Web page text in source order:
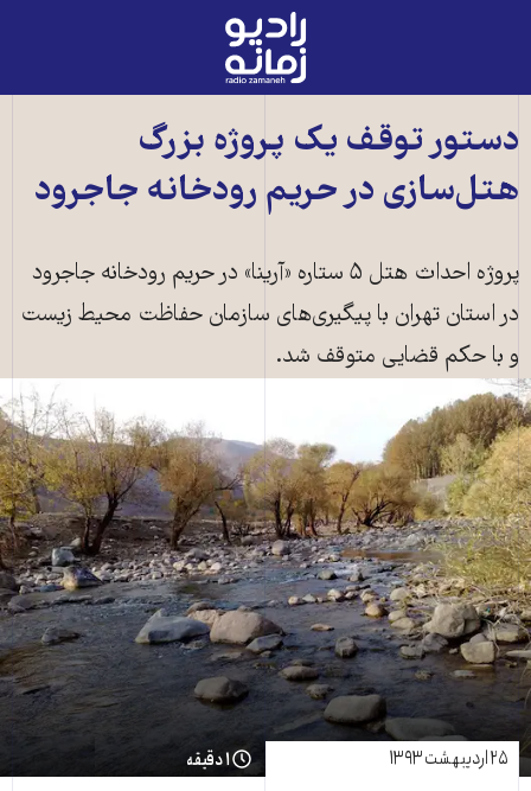
رادیو
زمانه
به
صفحه
اصلی
دستور توقف یک پروژه بزرگ
هتل‌سازی در حریم رودخانه جاجرود
پروژه احداث هتل ۵ ستاره «آرینا» در حریم رودخانه جاجرود
در استان تهران با پیگیری‌های سازمان حفاظت محیط زیست
و با حکم قضایی متوقف شد.
۲۵ اردیبهشت ۱۳۹۳ ۱ دقیقه